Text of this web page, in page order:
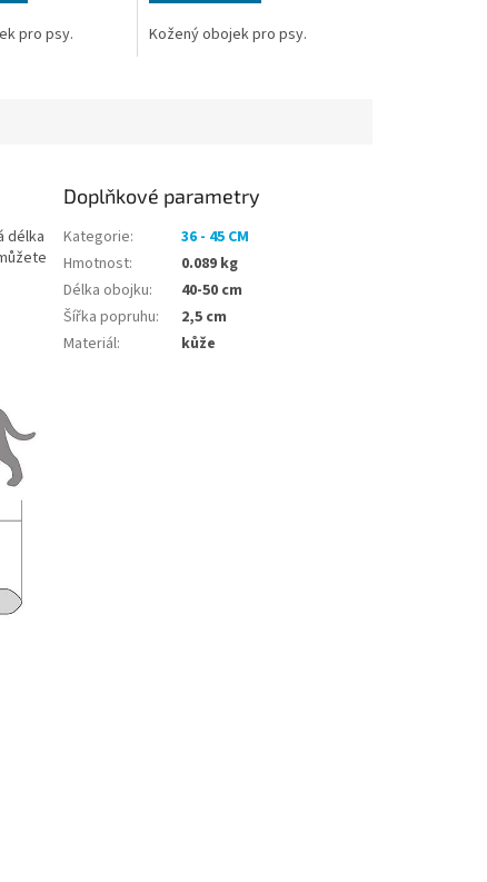
pro psy. Kožený obojek pro psy.
délka
Doplňkové parametry
Kategorie:
36 - 45 CM
Hmotnost:
0.089 kg
Délka obojku:
40-50 cm
Šířka popruhu:
2,5 cm
Materiál: kůže